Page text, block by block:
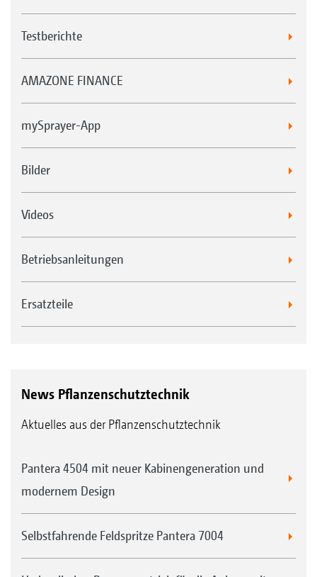
Testberichte
AMAZONE FINANCE
mySprayer-App
Bilder
Videos
Betriebsanleitungen
Ersatzteile
News Pflanzenschutztechnik
Aktuelles aus der Pflanzenschutztechnik
Pantera 4504 mit neuer Kabinengeneration und
modernem Design
Selbstfahrende Feldspritze Pantera 7004